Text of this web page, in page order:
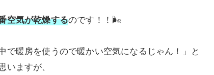
空気が乾燥するのです！！🌬
で暖房を使うので暖かい空気になるじゃん！」と
いますが、